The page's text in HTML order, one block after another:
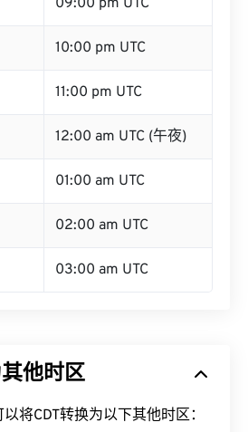
09:00 pm UTC
10:00 pm UTC
11:00 pm UTC
12:00 am UTC (午夜)
01:00 am UTC
02:00 am UTC
03:00 am UTC
他时区
将CDT转换为以下其他时区：